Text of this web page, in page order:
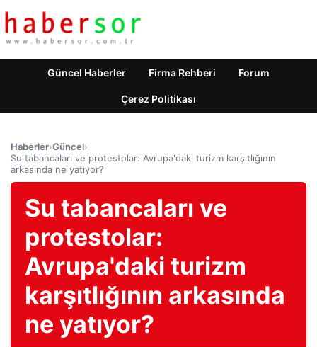
Güncel Haberler Firma Rehberi Forum
Çerez Politikası
Haberler›Güncel›
Su tabancaları ve protestolar: Avrupa'daki turizm karşıtlığının
arkasında ne yatıyor?
Su tabancaları ve
protestolar:
Avrupa'daki turizm
karşıtlığının arkasında
ne yatıyor?